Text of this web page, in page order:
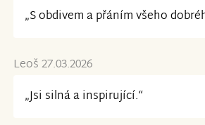
„S obdivem a přáním všeho
Leoš 27.03.2026
„Jsi silná a inspirující.“